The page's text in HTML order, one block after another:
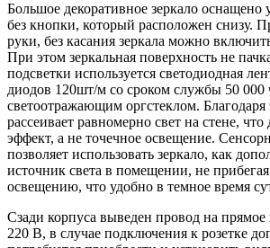
Большое декоративное зеркало
без кнопки, который расположен снизу.
руки, без касания зеркала можно
При этом зеркальная поверхность не
подсветки используется светодиодная
диодов 120шт/м со сроком службы 50 000
светоотражающим оргстеклом. Благодаря
рассеивает равномерно свет на стене,
эффект, а не точечное освещение.
позволяет использовать зеркало, как
источник света в помещении, не
освещению, что удобно в темное время
Сзади корпуса выведен провод на
220 В, в случае подключения к розетке